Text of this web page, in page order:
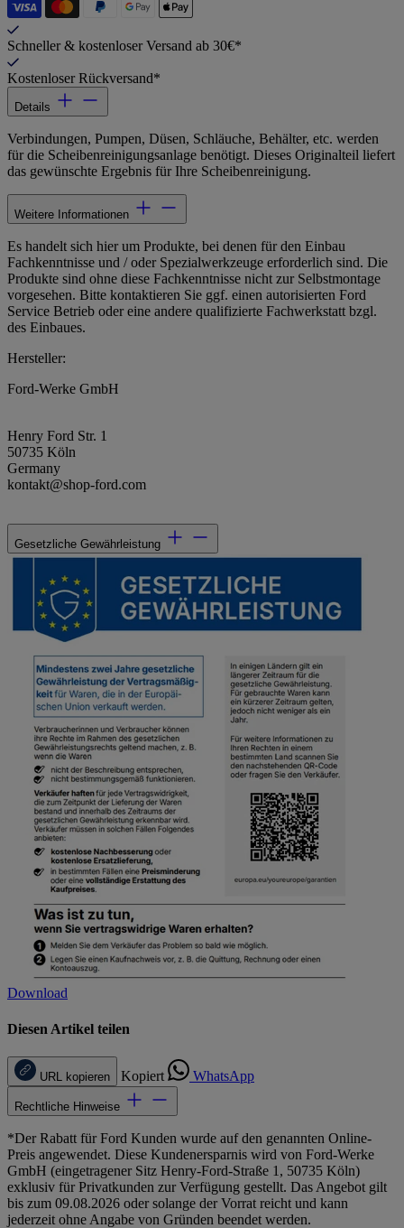
Schneller & kostenloser Versand ab 30€*
Kostenloser Rückversand*
Details
Verbindungen, Pumpen, Düsen, Schläuche, Behälter, etc. werden
für die Scheibenreinigungsanlage benötigt. Dieses Originalteil liefert
das gewünschte Ergebnis für Ihre Scheibenreinigung.
Weitere Informationen
Es handelt sich hier um Produkte, bei denen für den Einbau
Fachkenntnisse und / oder Spezialwerkzeuge erforderlich sind. Die
Produkte sind ohne diese Fachkenntnisse nicht zur Selbstmontage
vorgesehen. Bitte kontaktieren Sie ggf. einen autorisierten Ford
Service Betrieb oder eine andere qualifizierte Fachwerkstatt bzgl.
des Einbaues.
Hersteller:
Ford-Werke GmbH
Henry Ford Str. 1
50735 Köln
Germany
kontakt@shop-ford.com
Gesetzliche Gewährleistung
Download
Diesen Artikel teilen
URL kopieren Kopiert WhatsApp
Rechtliche Hinweise
*Der Rabatt für Ford Kunden wurde auf den genannten Online-
Preis angewendet. Diese Kundenersparnis wird von Ford-Werke
GmbH (eingetragener Sitz Henry-Ford-Straße 1, 50735 Köln)
exklusiv für Privatkunden zur Verfügung gestellt. Das Angebot gilt
bis zum 09.08.2026 oder solange der Vorrat reicht und kann
jederzeit ohne Angabe von Gründen beendet werden.